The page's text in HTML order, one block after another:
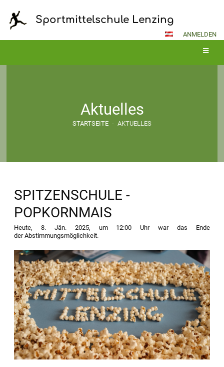
Sportmittelschule Lenzing
ANMELDEN
Aktuelles
STARTSEITE - AKTUELLES
SPITZENSCHULE -
POPKORNMAIS
Heute, 8. Jän. 2025, um 12:00 Uhr war das Ende
der Abstimmungsmöglichkeit.